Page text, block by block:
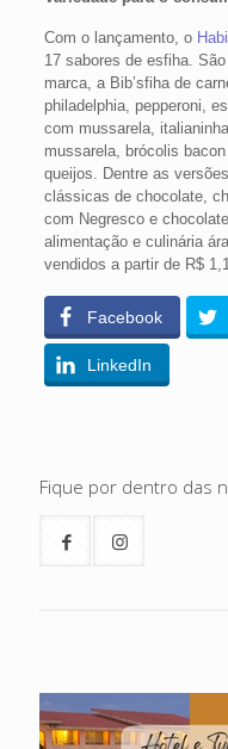
Com o lançamento, o
17 sabores de esfiha.
marca, a Bib’sfiha de
philadelphia, pepperoni,
com mussarela,
mussarela, brócolis
queijos. Dentre as
clássicas de chocolate,
com Negresco e
alimentação e culinária
vendidos a partir de R$
Facebook
LinkedIn
Fique por dentro das